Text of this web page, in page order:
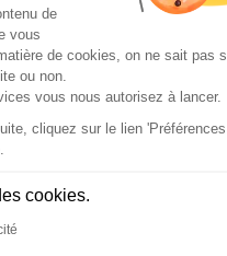
la défense affichée
qu’il fallait qu’il soit
de nombreuses
heures d’absence ? Le
000 euros est arrivé,
la France connaît de
le plus grand